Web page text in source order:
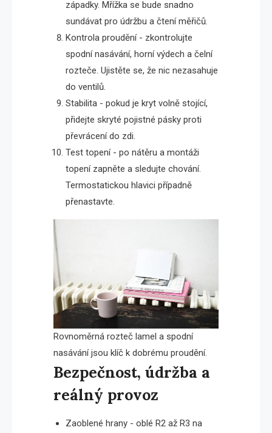
západky. Mřížka se bude snadno
sundávat pro údržbu a čtení měřičů.
Kontrola proudění - zkontrolujte
spodní nasávání, horní výdech a čelní
rozteče. Ujistěte se, že nic nezasahuje
do ventilů.
Stabilita - pokud je kryt volně stojící,
přidejte skryté pojistné pásky proti
převrácení do zdi.
Test topení - po nátěru a montáži
topení zapněte a sledujte chování.
Termostatickou hlavici případně
přenastavte.
Rovnoměrná rozteč lamel a spodní
nasávání jsou klíč k dobrému proudění.
Bezpečnost, údržba a
reálný provoz
Zaoblené hrany - oblé R2 až R3 na